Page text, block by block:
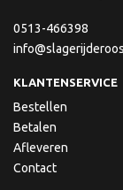
0513-466398
KLANTENSERVICE
Bestellen
Betalen
Afleveren
Contact